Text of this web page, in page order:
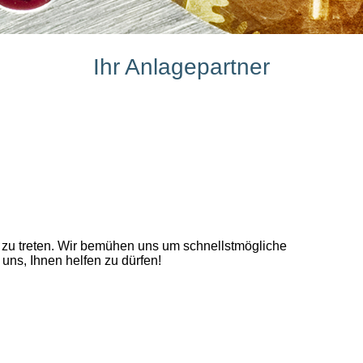
Ihr Anlagepartner
treten. Wir bemühen uns um schnellstmögliche
Ihnen helfen zu dürfen!